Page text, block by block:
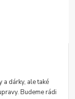
a dárky, ale také
Budeme rádi